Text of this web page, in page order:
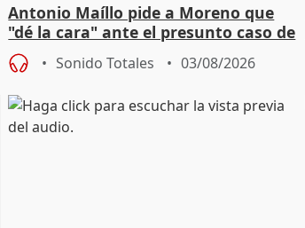
Antonio Maíllo pide a Moreno que
"dé la cara" ante el presunto caso de
acoso del CEO de ADM
Sonido Totales 03/08/2026